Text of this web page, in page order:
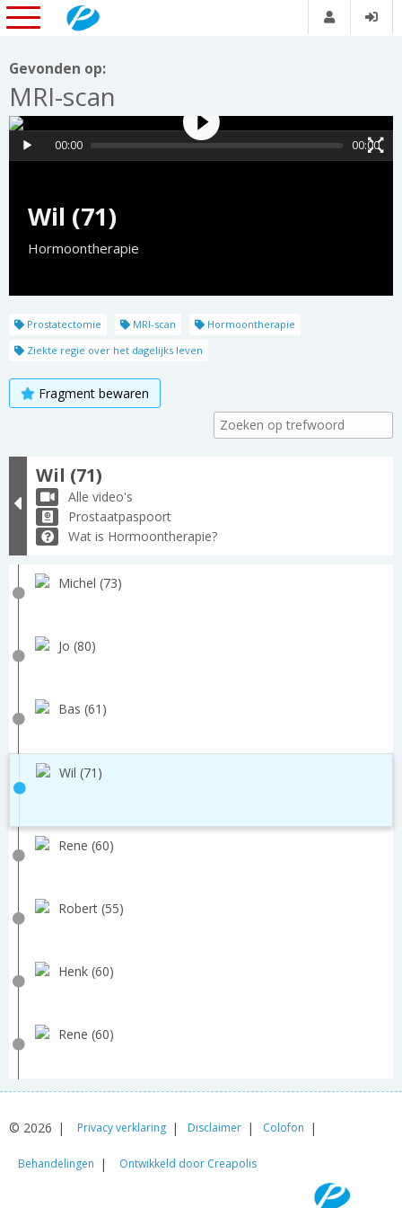
Gevonden op:
MRI-scan
Wil (71)
Hormoontherapie
00:00 00:00
Prostatectomie MRI-scan
Hormoontherapie
Ziekte regie over het dagelijks leven
Fragment bewaren
Wil (71)
Alle video's
Prostaatpaspoort
Wat is Hormoontherapie?
Michel (73)
Jo (80)
Bas (61)
Wil (71)
Rene (60)
Robert (55)
Henk (60)
Rene (60)
© 2026 Privacy verklaring Disclaimer Colofon
Behandelingen Ontwikkeld door Creapolis